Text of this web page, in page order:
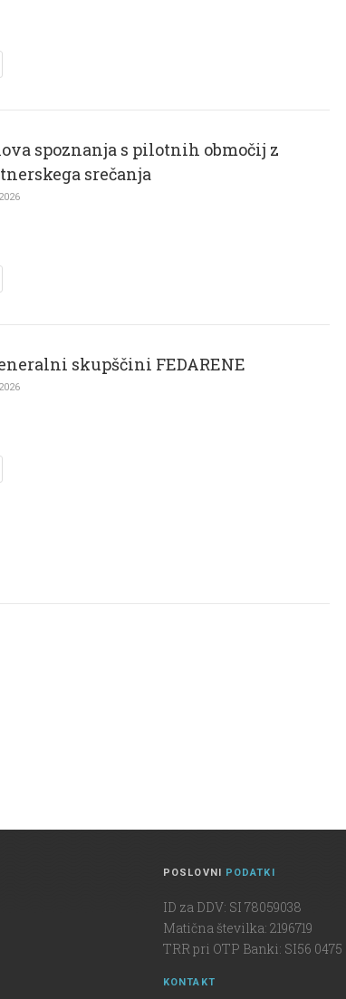
spoznanja s pilotnih območij z
srečanja
skupščini FEDARENE
POSLOVNI PODATKI
ID za DDV: SI 78059038
Matična številka: 2196719
TRR pri OTP Banki: SI56 0475
KONTAKT